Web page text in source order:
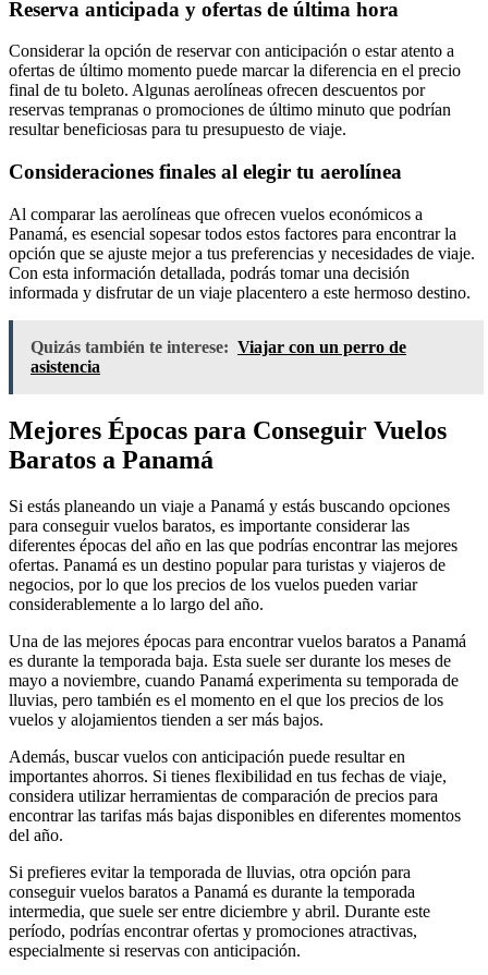
Reserva anticipada y ofertas de última hora
Considerar la opción de reservar con anticipación o estar atento a
ofertas de último momento puede marcar la diferencia en el precio
final de tu boleto. Algunas aerolíneas ofrecen descuentos por
reservas tempranas o promociones de último minuto que podrían
resultar beneficiosas para tu presupuesto de viaje.
Consideraciones finales al elegir tu aerolínea
Al comparar las aerolíneas que ofrecen vuelos económicos a
Panamá, es esencial sopesar todos estos factores para encontrar la
opción que se ajuste mejor a tus preferencias y necesidades de viaje.
Con esta información detallada, podrás tomar una decisión
informada y disfrutar de un viaje placentero a este hermoso destino.
Quizás también te interese: Viajar con un perro de
asistencia
Mejores Épocas para Conseguir Vuelos
Baratos a Panamá
Si estás planeando un viaje a Panamá y estás buscando opciones
para conseguir vuelos baratos, es importante considerar las
diferentes épocas del año en las que podrías encontrar las mejores
ofertas. Panamá es un destino popular para turistas y viajeros de
negocios, por lo que los precios de los vuelos pueden variar
considerablemente a lo largo del año.
Una de las mejores épocas para encontrar vuelos baratos a Panamá
es durante la temporada baja. Esta suele ser durante los meses de
mayo a noviembre, cuando Panamá experimenta su temporada de
lluvias, pero también es el momento en el que los precios de los
vuelos y alojamientos tienden a ser más bajos.
Además, buscar vuelos con anticipación puede resultar en
importantes ahorros. Si tienes flexibilidad en tus fechas de viaje,
considera utilizar herramientas de comparación de precios para
encontrar las tarifas más bajas disponibles en diferentes momentos
del año.
Si prefieres evitar la temporada de lluvias, otra opción para
conseguir vuelos baratos a Panamá es durante la temporada
intermedia, que suele ser entre diciembre y abril. Durante este
período, podrías encontrar ofertas y promociones atractivas,
especialmente si reservas con anticipación.